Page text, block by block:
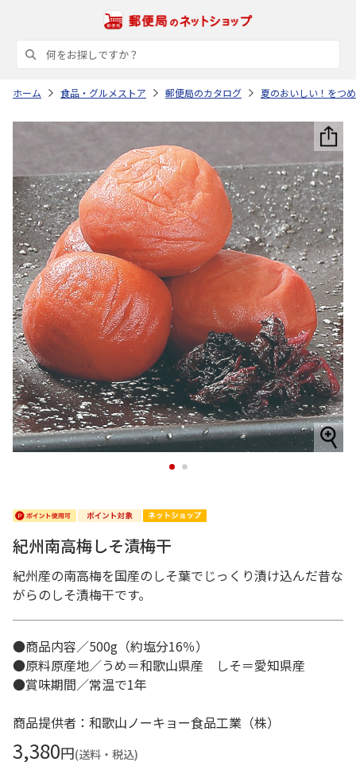
ホーム 食品・グルメストア 郵便局のカタログ 夏のおいしい！をつ
1 2
紀州南高梅しそ漬梅干
紀州産の南高梅を国産のしそ葉でじっくり漬け込んだ昔な
がらのしそ漬梅干です。
●商品内容／500g（約塩分16％）
●原料原産地／うめ＝和歌山県産 しそ＝愛知県産
●賞味期間／常温で1年
商品提供者：和歌山ノーキョー食品工業（株）
3,380円(送料・税込)